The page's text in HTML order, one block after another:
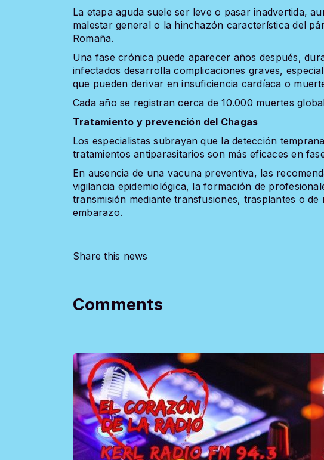
La etapa aguda suele ser leve o pasar inadvertida,
malestar general o la hinchazón característica del
Romaña.
Una fase crónica puede aparecer años después,
infectados desarrolla complicaciones graves,
que pueden derivar en insuficiencia cardíaca o
Cada año se registran cerca de 10.000 muertes
Tratamiento y prevención del Chagas
Los especialistas subrayan que la detección
tratamientos antiparasitarios son más eficaces en
En ausencia de una vacuna preventiva, las
vigilancia epidemiológica, la formación de
transmisión mediante transfusiones, trasplantes o de
embarazo.
Share this news
Comments